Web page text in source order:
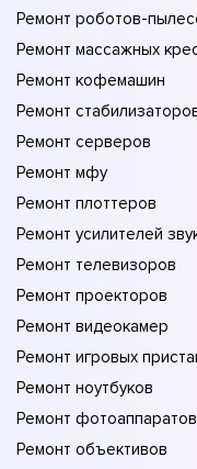
Ремонт роботов-
Ремонт массажных
Ремонт кофемашин
Ремонт
Ремонт серверов
Ремонт мфу
Ремонт плоттеров
Ремонт усилителей
Ремонт телевизоров
Ремонт проекторов
Ремонт видеокамер
Ремонт игровых
Ремонт ноутбуков
Ремонт фотоаппаратов
Ремонт объективов